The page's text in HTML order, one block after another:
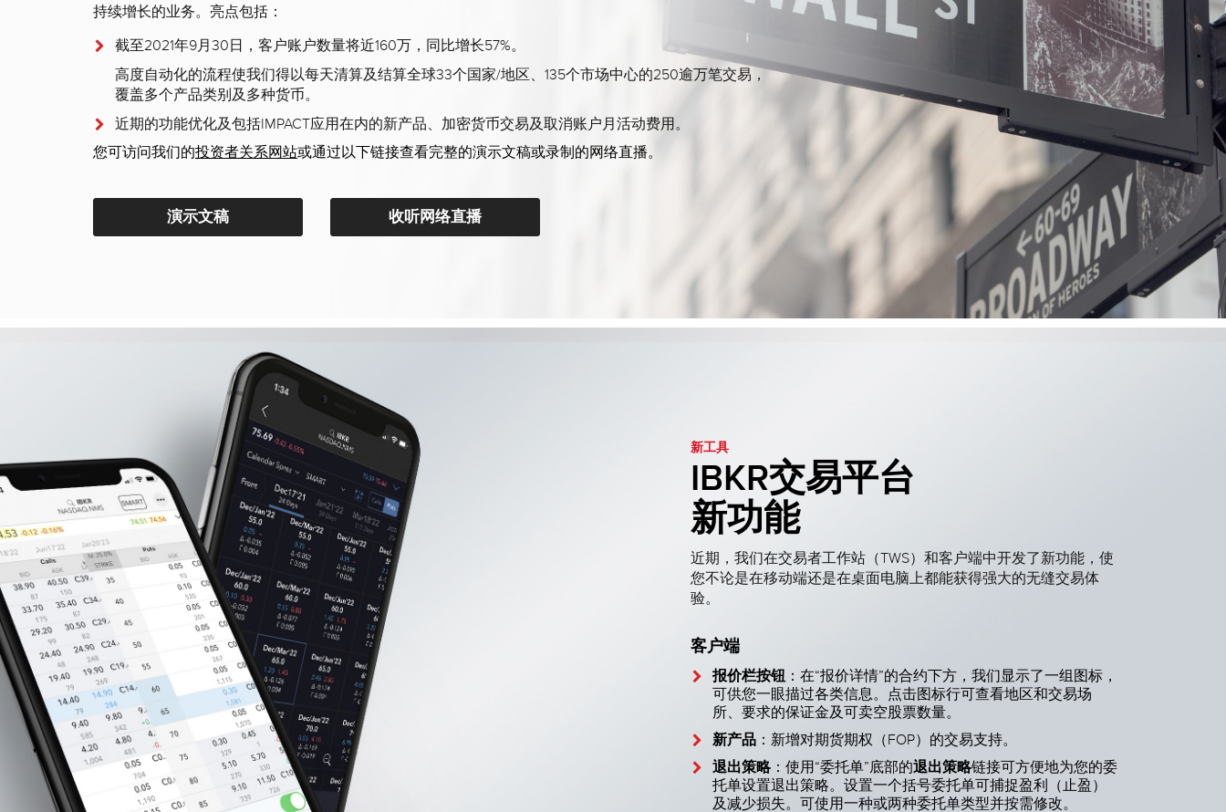
持续增长的业务。亮点包括：
截至2021年9月30日，客户账户数量将近160万，同比增长57%。
高度自动化的流程使我们得以每天清算及结算全球33个国家/地区、135个市场中心的250逾万笔交易，
覆盖多个产品类别及多种货币。
近期的功能优化及包括IMPACT应用在内的新产品、加密货币交易及取消账户月活动费用。
您可访问我们的投资者关系网站或通过以下链接查看完整的演示文稿或录制的网络直播。
演示文稿 收听网络直播
新工具
IBKR交易平台
新功能
近期，我们在交易者工作站（TWS）和客户端中开发了新功能，使
您不论是在移动端还是在桌面电脑上都能获得强大的无缝交易体
验。
客户端
报价栏按钮 ：在“报价详情”的合约下方，我们显示了一组图标，
可供您一眼描过各类信息。点击图标行可查看地区和交易场
所、要求的保证金及可卖空股票数量。
新产品 ：新增对期货期权（FOP）的交易支持。
退出策略：使用“委托单”底部的退出策略链接可方便地为您的委
托单设置退出策略。设置一个括号委托单可捕捉盈利（止盈）
及减少损失。可使用一种或两种委托单类型并按需修改。